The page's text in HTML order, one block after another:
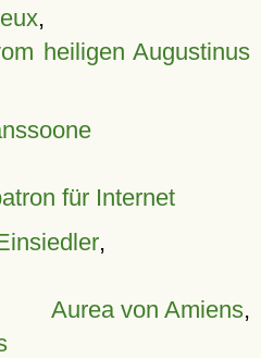
,
heiligen Augustinus
für Internet
,
Aurea von Amiens,